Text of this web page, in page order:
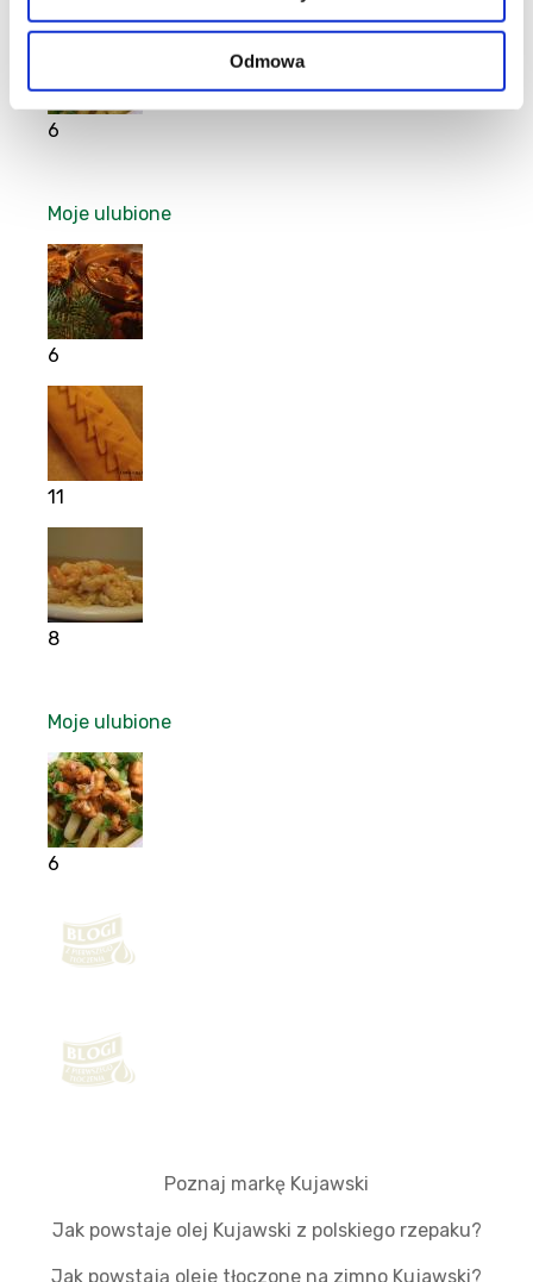
Odmowa
6
Moje ulubione
6
11
8
Moje ulubione
6
Poznaj markę Kujawski
Jak powstaje olej Kujawski z polskiego rzepaku?
Jak powstają oleje tłoczone na zimno Kujawski?